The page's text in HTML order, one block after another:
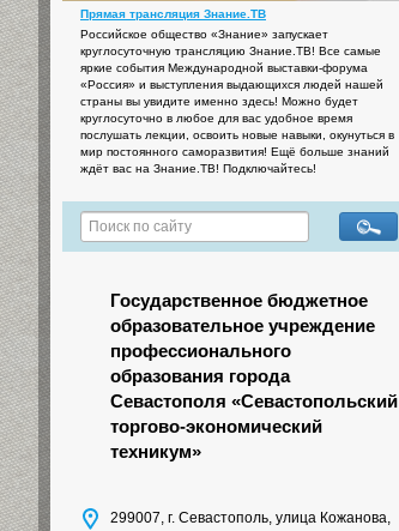
Прямая трансляция Знание.ТВ
Российское общество «Знание» запускает
круглосуточную трансляцию Знание.ТВ! Все самые
яркие события Международной выставки-форума
«Россия» и выступления выдающихся людей нашей
страны вы увидите именно здесь! Можно будет
круглосуточно в любое для вас удобное время
послушать лекции, освоить новые навыки, окунуться в
мир постоянного саморазвития! Ещё больше знаний
ждёт вас на Знание.ТВ! Подключайтесь!
Государственное бюджетное
образовательное учреждение
профессионального
образования города
Севастополя «Севастопольский
торгово-экономический
техникум»
299007, г. Севастополь, улица Кожанова,